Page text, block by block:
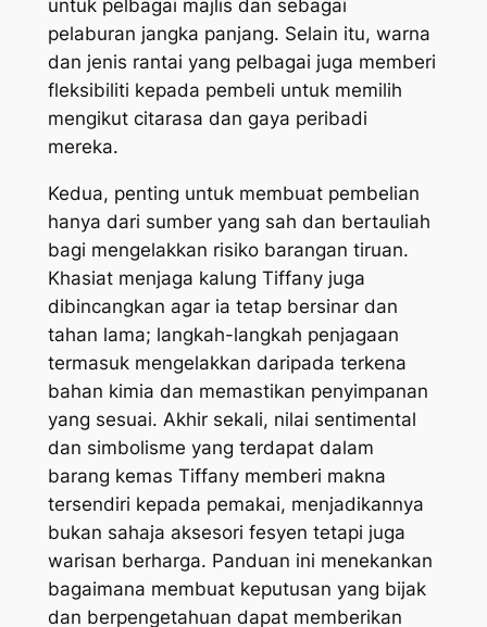
untuk pelbagai majlis dan sebagai
pelaburan jangka panjang. Selain itu, warna
dan jenis rantai yang pelbagai juga memberi
fleksibiliti kepada pembeli untuk memilih
mengikut citarasa dan gaya peribadi
mereka.
Kedua, penting untuk membuat pembelian
hanya dari sumber yang sah dan bertauliah
bagi mengelakkan risiko barangan tiruan.
Khasiat menjaga kalung Tiffany juga
dibincangkan agar ia tetap bersinar dan
tahan lama; langkah-langkah penjagaan
termasuk mengelakkan daripada terkena
bahan kimia dan memastikan penyimpanan
yang sesuai. Akhir sekali, nilai sentimental
dan simbolisme yang terdapat dalam
barang kemas Tiffany memberi makna
tersendiri kepada pemakai, menjadikannya
bukan sahaja aksesori fesyen tetapi juga
warisan berharga. Panduan ini menekankan
bagaimana membuat keputusan yang bijak
dan berpengetahuan dapat memberikan